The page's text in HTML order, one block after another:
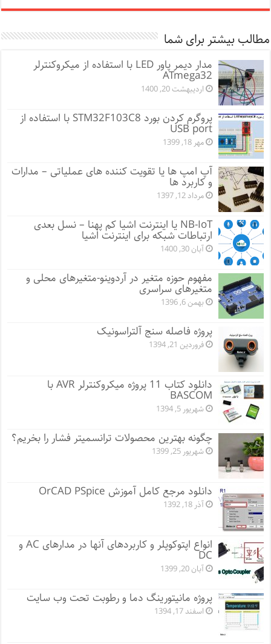
مطالب بیشتر برای شما
مدار دیمر پاور LED با استفاده از میکروکنترلر
ATmega32
اردیبهشت 20, 1400
پروگرم کردن بورد STM32F103C8 با استفاده از
USB port
مهر 18, 1399
آپ امپ ها یا تقویت کننده های عملیاتی – مدارات
و کاربرد ها
مرداد 12, 1397
NB-IoT یا اینترنت اشیا کم پهنا – نسل بعدی
ارتباطات شبکه برای اینترنت اشیا
آبان 30, 1400
مفهوم حوزه متغیر در آردوینو-متغیرهای محلی و
متغیرهای سراسری
بهمن 6, 1396
پروژه فاصله سنج آلتراسونیک
فروردین 21, 1394
دانلود کتاب 11 پروژه میکروکنترلر AVR با
BASCOM
شهریور 5, 1394
چگونه بهترین محصولات ترانسمیتر فشار را بخریم؟
شهریور 25, 1399
دانلود مرجع کامل آموزش OrCAD PSpice
آذر 18, 1392
انواع اپتوکوپلر و کاربردهای آنها در مدارهای AC و
DC
آبان 20, 1399
پروژه مانيتورينگ دما و رطوبت تحت وب سایت
اسفند 17, 1394